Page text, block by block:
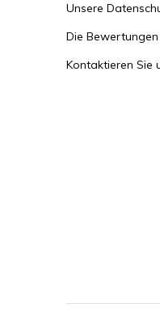
Unsere
Die
Kontaktieren Sie